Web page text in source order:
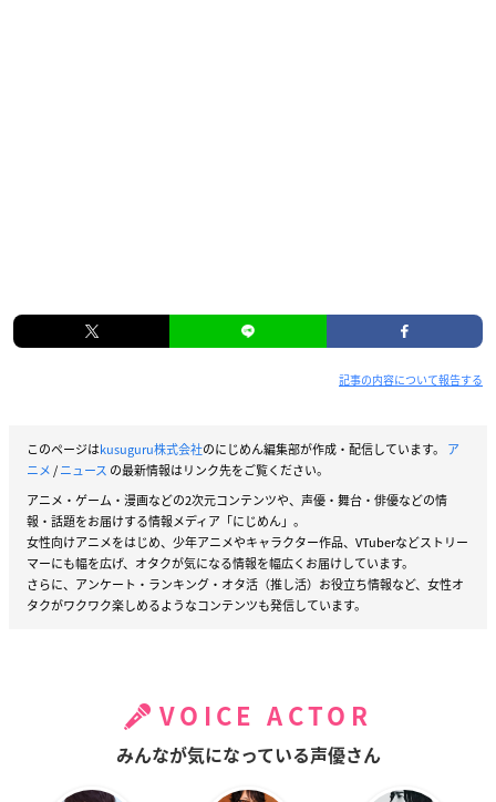
記事の内容について報告する
このページはkusuguru株式会社のにじめん編集部が作成・配信しています。 ア
ニメ/ニュース の最新情報はリンク先をご覧ください。
アニメ・ゲーム・漫画などの2次元コンテンツや、声優・舞台・俳優などの情
報・話題をお届けする情報メディア「にじめん」。
女性向けアニメをはじめ、少年アニメやキャラクター作品、VTuberなどストリー
マーにも幅を広げ、オタクが気になる情報を幅広くお届けしています。
さらに、アンケート・ランキング・オタ活（推し活）お役立ち情報など、女性オ
タクがワクワク楽しめるようなコンテンツも発信しています。
VOICE ACTOR
みんなが気になっている声優さん